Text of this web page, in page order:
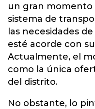
un gran
sistema de
las necesidades
esté acorde con
Actualmente, el
como la única
del distrito.
No obstante, lo